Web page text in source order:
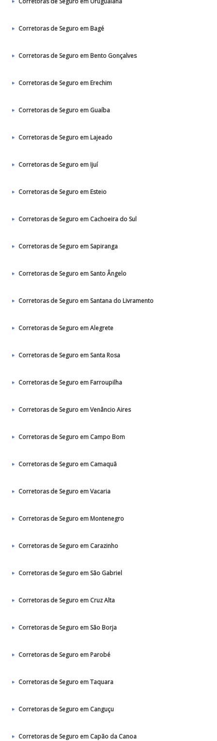
Corretoras de Seguro em Bagé
Corretoras de Seguro em Bento Gonçalves
Corretoras de Seguro em Erechim
Corretoras de Seguro em Guaíba
Corretoras de Seguro em Lajeado
Corretoras de Seguro em Ijuí
Corretoras de Seguro em Esteio
Corretoras de Seguro em Cachoeira do Sul
Corretoras de Seguro em Sapiranga
Corretoras de Seguro em Santo Ângelo
Corretoras de Seguro em Santana do Livramento
Corretoras de Seguro em Alegrete
Corretoras de Seguro em Santa Rosa
Corretoras de Seguro em Farroupilha
Corretoras de Seguro em Venâncio Aires
Corretoras de Seguro em Campo Bom
Corretoras de Seguro em Camaquã
Corretoras de Seguro em Vacaria
Corretoras de Seguro em Montenegro
Corretoras de Seguro em Carazinho
Corretoras de Seguro em São Gabriel
Corretoras de Seguro em Cruz Alta
Corretoras de Seguro em São Borja
Corretoras de Seguro em Parobé
Corretoras de Seguro em Taquara
Corretoras de Seguro em Canguçu
Corretoras de Seguro em Capão da Canoa